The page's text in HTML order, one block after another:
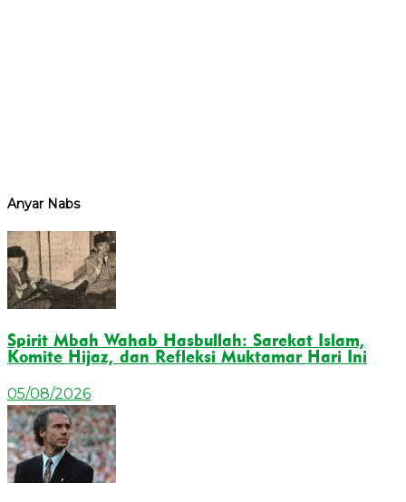
Anyar Nabs
Spirit Mbah Wahab Hasbullah: Sarekat Islam,
Komite Hijaz, dan Refleksi Muktamar Hari Ini
05/08/2026